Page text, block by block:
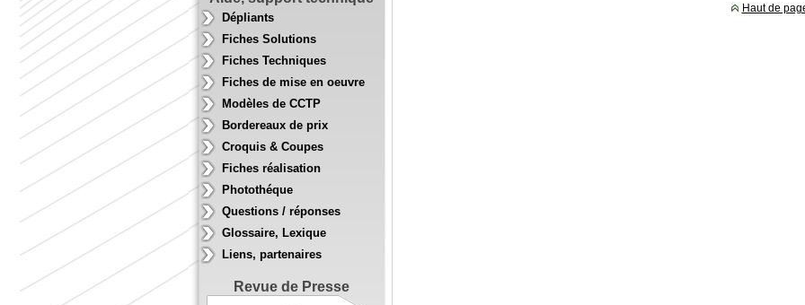
Dépliants
Fiches Solutions
Fiches Techniques
Fiches de mise en oeuvre
Modèles de CCTP
Bordereaux de prix
Croquis & Coupes
Fiches réalisation
Photothéque
Questions / réponses
Glossaire, Lexique
Liens, partenaires
Revue de Presse
Haut de